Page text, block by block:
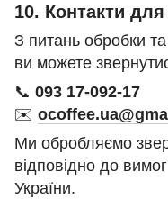
10. Контакти
З питань обробки
ви можете
📞 093 17-092-17
✉️
Ми обробляємо
відповідно до
України.